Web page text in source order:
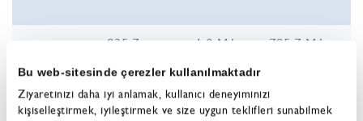
Bu web-sitesinde çerezler kullanılmaktadır
Ziyaretinizi daha iyi anlamak, kullanıcı deneyiminizi
kişiselleştirmek, iyileştirmek ve size uygun teklifleri sunabilmek
835,7
Milyon TL
1,0 Milyar
TL
795,7 Milyon